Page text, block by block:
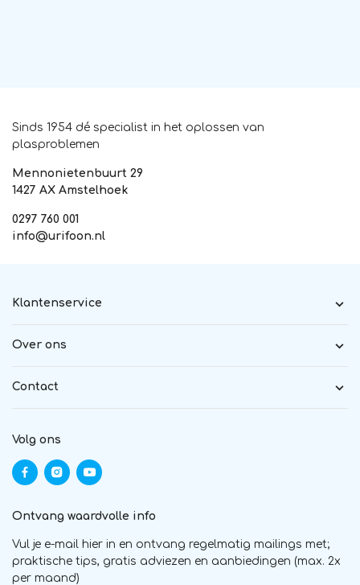
Sinds 1954 dé specialist in het oplossen van
plasproblemen
Mennonietenbuurt 29
1427 AX Amstelhoek
0297 760 001
info@urifoon.nl
Klantenservice
Over ons
Contact
Volg ons
Ontvang waardvolle info
Vul je e-mail hier in en ontvang regelmatig mailings met;
praktische tips, gratis adviezen en aanbiedingen (max. 2x
per maand)